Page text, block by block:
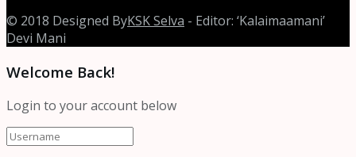
© 2018 Designed ByKSK Selva - Editor: ‘Kalaimaamani’
Devi Mani
Welcome Back!
Login to your account below